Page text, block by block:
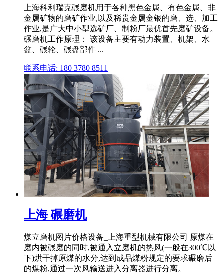
上海科利瑞克碾磨机用于各种黑色金属、有色金属、非
金属矿物的磨矿作业,以及稀贵金属金银的磨、选、加工
作业,是广大中小型选矿厂、制粉厂最优首先磨矿设备。
碾磨机工作原理： 该设备主要有动力装置、机架、水
盆、碾轮、碾盘部件 ...
联系电话: 180 3780 8511
上海 碾磨机
煤立磨机图片价格设备_上海重型机械有限公司 原煤在
磨内被碾磨的同时,被通入立磨机的热风(一般在300℃以
下)烘干掉原煤的水分,达到成品煤粉规定的要求碾磨后
的煤粉,通过一次风输送进入分离器进行分离。